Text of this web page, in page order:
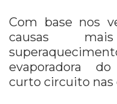
Com base nos
causas
evaporadora
curto circuito nas